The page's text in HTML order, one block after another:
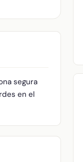
segura
en el